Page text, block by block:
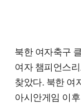
북한 여자축구
여자 챔피언스
찾았다. 북한 여
아시안게임 이